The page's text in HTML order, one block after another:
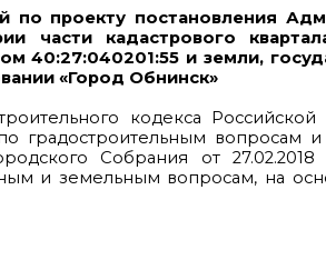
по проекту постановления
части кадастрового
40:27:040201:55 и земли,
«Город Обнинск»
кодекса
градостроительным вопросам и
Собрания от
и земельным вопросам, на